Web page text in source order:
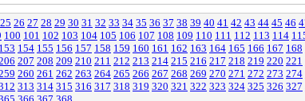
25 26 27 28 29 30 31 32 33 34 35 36 37 38 39 40 41 42 43 44 45 46
100 101 102 103 104 105 106 107 108 109 110 111 112 113 114
153 154 155 156 157 158 159 160 161 162 163 164 165 166 167 168
207 208 209 210 211 212 213 214 215 216 217 218 219 220 221
260 261 262 263 264 265 266 267 268 269 270 271 272 273 274
313 314 315 316 317 318 319 320 321 322 323 324 325 326 327